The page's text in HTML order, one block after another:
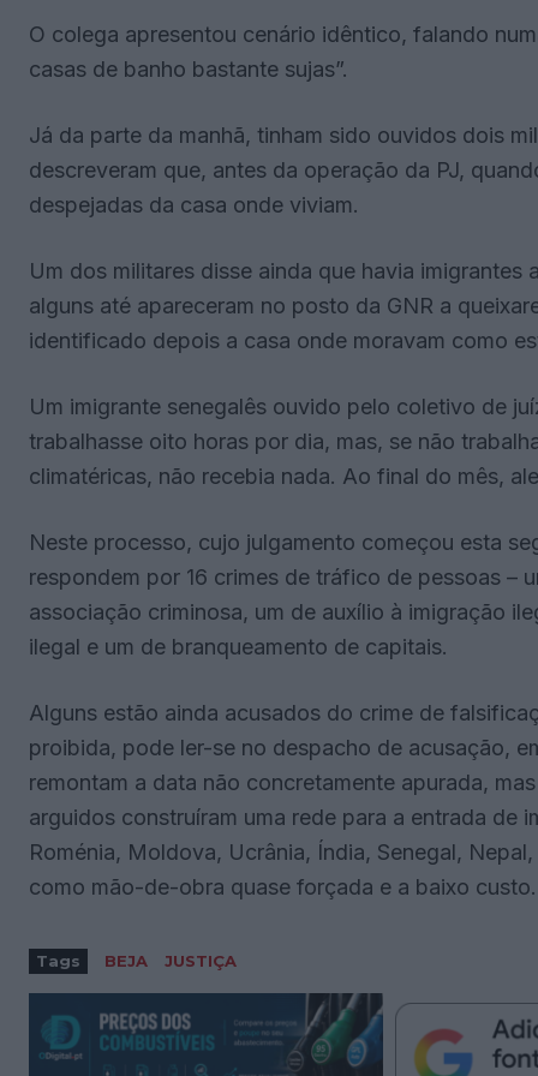
O colega apresentou cenário idêntico, falando
casas de banho bastante sujas”.
Já da parte da manhã, tinham sido ouvidos dois
descreveram que, antes da operação da PJ,
despejadas da casa onde viviam.
Um dos militares disse ainda que havia
alguns até apareceram no posto da GNR a
identificado depois a casa onde moravam como
Um imigrante senegalês ouvido pelo coletivo de
trabalhasse oito horas por dia, mas, se não
climatéricas, não recebia nada. Ao final do mês,
Neste processo, cujo julgamento começou esta
respondem por 16 crimes de tráfico de pessoas –
associação criminosa, um de auxílio à imigração
ilegal e um de branqueamento de capitais.
Alguns estão ainda acusados do crime de
proibida, pode ler-se no despacho de acusação,
remontam a data não concretamente apurada,
arguidos construíram uma rede para a entrada de
Roménia, Moldova, Ucrânia, Índia, Senegal,
como mão-de-obra quase forçada e a baixo custo.
Tags BEJA JUSTIÇA